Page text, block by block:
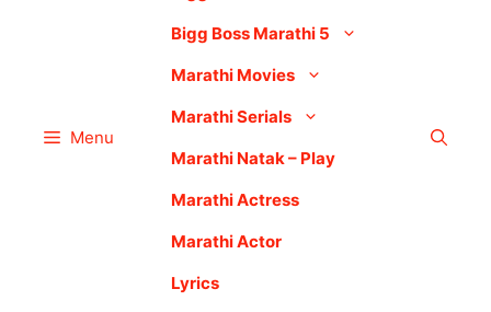
Menu
Bigg Boss Marathi 5
Marathi Movies
Marathi Serials
Marathi Natak – Play
Marathi Actress
Marathi Actor
Lyrics